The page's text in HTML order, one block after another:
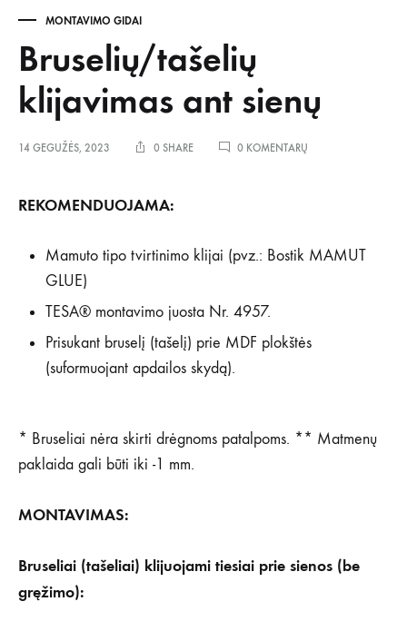
MONTAVIMO GIDAI
Bruselių/tašelių
klijavimas ant sienų
14 GEGUŽĖS, 2023 0 SHARE 0 KOMENTARŲ
REKOMENDUOJAMA:
Mamuto tipo tvirtinimo klijai (pvz.: Bostik MAMUT
GLUE)
TESA® montavimo juosta Nr. 4957.
Prisukant bruselį (tašelį) prie MDF plokštės
(suformuojant apdailos skydą).
* Bruseliai nėra skirti drėgnoms patalpoms. ** Matmenų
paklaida gali būti iki -1 mm.
MONTAVIMAS:
Bruseliai (tašeliai) klijuojami tiesiai prie sienos (be
gręžimo):